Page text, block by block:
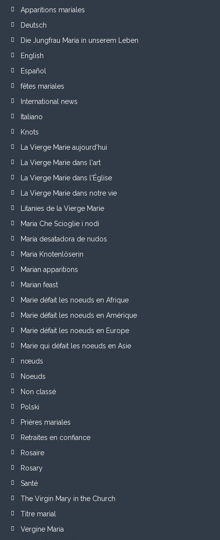
Apparitions mariales
Deutsch
Die Jungfrau Maria in unserem Leben
English
Español
fêtes mariales
International news
Italiano
Knots
La Vierge Marie aujourd'hui
La Vierge Marie dans l'art
La Vierge Marie dans l'Église
La Vierge Marie dans notre vie
Litanies de la Vierge Marie
Maria Che Scioglie i nodi
María desatadora de nudos
Maria Knotenlöserin
Marian apparitions
Marian feast
Marie défait les noeuds en Afrique
Marie défait les noeuds en Amérique
Marie défait les noeuds en Europe
Marie qui défait les noeuds en Asie
nœuds
Noeuds
Non classé
Polski
Prières mariales
Retraites en confiance
Rosaire
Rosary
Santé
The Virgin Mary in the Church
Titre marial
Vergine Maria